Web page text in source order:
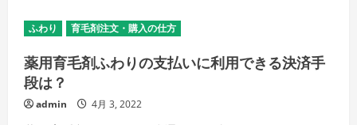
会
社
イ・
ウ
詳
細
剤
ふ
り
に
さ
れ
ふわり 育毛剤注文・購入の仕方
薬用育毛剤ふわりの支払いに利用できる決済手
段は？
admin 4月 3, 2022